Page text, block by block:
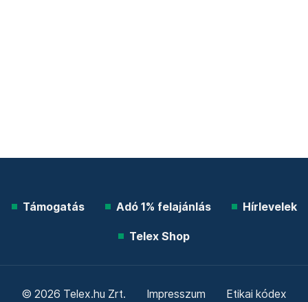
Támogatás Adó 1% felajánlás Hírlevelek
Telex Shop
© 2026 Telex.hu Zrt. Impresszum Etikai kódex